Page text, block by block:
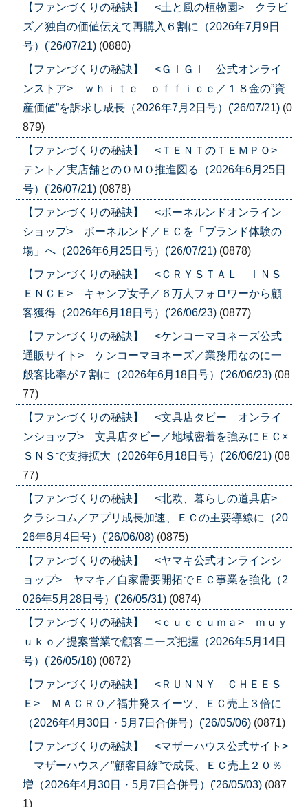
【ファンづくりの秘訣】 <土と風の植物園> クラビ
ズ／独自の価値伝えて再購入６割に（2026年7月9日
号）('26/07/21) (0880)
【ファンづくりの秘訣】 <ＧＩＧＩ 公式オンライ
ンストア> ｗｈｉｔｅ ｏｆｆｉｃｅ／１８金の”資
産価値”を訴求し成長（2026年7月2日号）('26/07/21) (0
879)
【ファンづくりの秘訣】 <ＴＥＮＴのＴＥＭＰＯ>
テント／実店舗とのＯＭＯ推進図る（2026年6月25日
号）('26/07/21) (0878)
【ファンづくりの秘訣】 <ボーネルンドオンライン
ショップ> ボーネルンド／ＥＣを「ブランド体験の
場」へ（2026年6月25日号）('26/07/21) (0878)
【ファンづくりの秘訣】 <ＣＲＹＳＴＡＬ ＩＮＳ
ＥＮＣＥ> キャンプ女子／６万人フォロワーから顧
客獲得（2026年6月18日号）('26/06/23) (0877)
【ファンづくりの秘訣】 <ケンコーマヨネーズ公式
通販サイト> ケンコーマヨネーズ／業務用なのに一
般客比率が７割に（2026年6月18日号）('26/06/23) (08
77)
【ファンづくりの秘訣】 <文具店タビー オンライ
ンショップ> 文具店タビー／地域密着を強みにＥＣ×
ＳＮＳで支持拡大（2026年6月18日号）('26/06/21) (08
77)
【ファンづくりの秘訣】 <北欧、暮らしの道具店>
クラシコム／アプリ成長加速、ＥＣの主要導線に（20
26年6月4日号）('26/06/08) (0875)
【ファンづくりの秘訣】 <ヤマキ公式オンラインシ
ョップ> ヤマキ／自家需要開拓でＥＣ事業を強化（2
026年5月28日号）('26/05/31) (0874)
【ファンづくりの秘訣】 <ｃｕｃｃｕｍａ> ｍｕｙ
ｕｋｏ／提案営業で顧客ニーズ把握（2026年5月14日
号）('26/05/18) (0872)
【ファンづくりの秘訣】 <ＲＵＮＮＹ ＣＨＥＥＳ
Ｅ> ＭＡＣＲＯ／福井発スイーツ、ＥＣ売上３倍に
（2026年4月30日・5月7日合併号）('26/05/06) (0871)
【ファンづくりの秘訣】 <マザーハウス公式サイト>
マザーハウス／”顧客目線”で成長、ＥＣ売上２０％
増（2026年4月30日・5月7日合併号）('26/05/03) (087
1)